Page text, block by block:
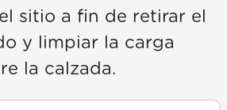
sitio a fin de retirar el
y limpiar la carga
la calzada.